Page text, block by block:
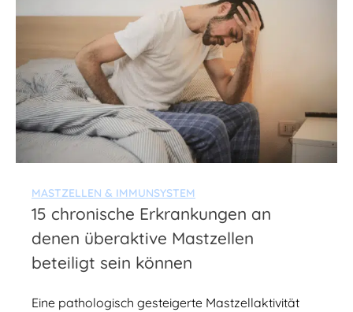
MASTZELLEN & IMMUNSYSTEM
15 chronische Erkrankungen an
denen überaktive Mastzellen
beteiligt sein können
Eine pathologisch gesteigerte Mastzellaktivität